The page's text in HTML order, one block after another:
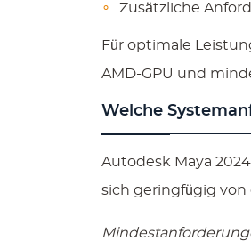
Zusätzliche
Für optimale
AMD-GPU und
Welche
Autodesk Maya
sich geringfügig von